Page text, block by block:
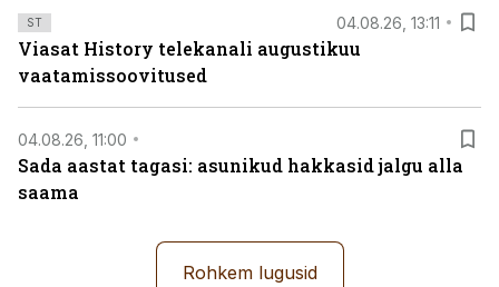
ST 04.08.26, 13:11
Viasat History telekanali augustikuu
vaatamissoovitused
04.08.26, 11:00
Sada aastat tagasi: asunikud hakkasid jalgu alla
saama
Rohkem lugusid